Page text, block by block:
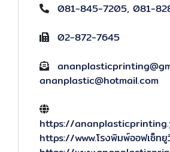
081-845-7205, 081-
02-872-7645
ananplastic@hotmail.com
https://
https://www.โรงพิมพ์ออฟเซ็ทยู